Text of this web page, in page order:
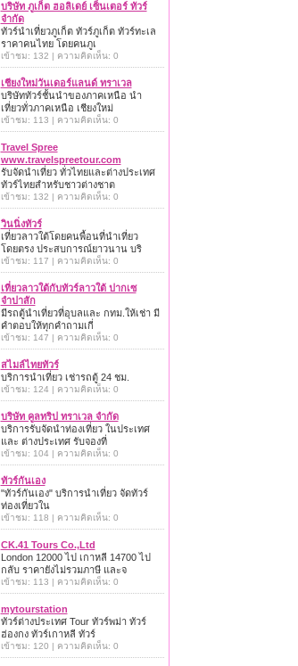
บริษัท ภูเก็ต ฮอลิเดย์ เซ็นเตอร์ ทัวร์
จำกัด
ทัวร์นำเที่ยวภูเก็ต ทัวร์ภูเก็ต ทัวร์ทะเล
ราคาคนไทย โดยคนภูเ
เข้าชม: 132 | ความคิดเห็น: 0
เชียงใหม่วันเดอร์แลนด์ ทราเวล
บริษัททัวร์ชั้นนำของภาคเหนือ นำ
เที่ยวทั่วภาคเหนือ เชียงใหม่
เข้าชม: 113 | ความคิดเห็น: 0
Travel Spree
www.travelspreetour.com
รับจัดนำเที่ยว ทั่วไทยและต่างประเทศ
ทัวร์ไทยสำหรับชาวต่างชาต
เข้าชม: 132 | ความคิดเห็น: 0
วินนิ่งทัวร์
เที่ยวลาวใต้โดยคนพื้อนที่นำเที่ยว
โดยตรง ประสบการณ์ยาวนาน บริ
เข้าชม: 117 | ความคิดเห็น: 0
เที่ยวลาวใต้กับทัวร์ลาวใต้ ปากเซ
จำปาสัก
มีรถตู้นำเที่ยวที่อุบลและ กทม.ให้เช่า มี
คำตอบให้ทุกคำถามเกี่
เข้าชม: 147 | ความคิดเห็น: 0
สไมล์ไทยทัวร์
บริการนำเที่ยว เช่ารถตู้ 24 ชม.
เข้าชม: 124 | ความคิดเห็น: 0
บริษัท คูลทริป ทราเวล จำกัด
บริการรับจัดนำท่องเที่ยว ในประเทศ
และ ต่างประเทศ รับจองที่
เข้าชม: 104 | ความคิดเห็น: 0
ทัวร์กันเอง
"ทัวร์กันเอง" บริการนำเที่ยว จัดทัวร์
ท่องเที่ยวใน
เข้าชม: 118 | ความคิดเห็น: 0
CK.41 Tours Co.,Ltd
London 12000 ไป เกาหลี 14700 ไป
กลับ ราคายังไม่รวมภาษี และจ
เข้าชม: 113 | ความคิดเห็น: 0
mytourstation
ทัวร์ต่างประเทศ Tour ทัวร์พม่า ทัวร์
ฮ่องกง ทัวร์เกาหลี ทัวร์
เข้าชม: 120 | ความคิดเห็น: 0